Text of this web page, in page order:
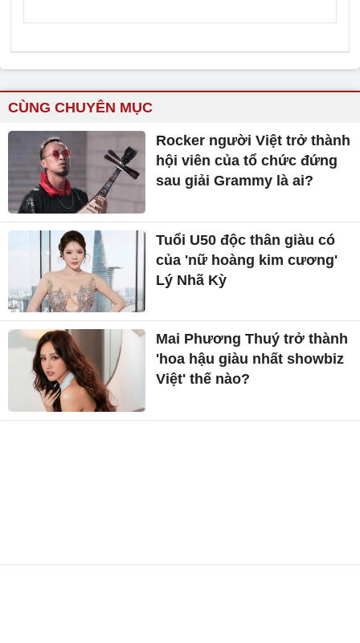
CÙNG CHUYÊN MỤC
Rocker người Việt trở thành
hội viên của tổ chức đứng
sau giải Grammy là ai?
Tuổi U50 độc thân giàu có
của 'nữ hoàng kim cương'
Lý Nhã Kỳ
Mai Phương Thuý trở thành
'hoa hậu giàu nhất showbiz
Việt' thế nào?